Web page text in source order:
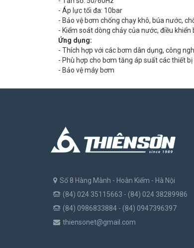
- Áp lực tối đa: 10bar
- Bảo vệ bơm chống chạy khô, búa nước,
- Kiểm soát dòng chảy của nước, điều
Ứng dụng:
- Thích hợp với các bơm dân dụng, công
- Phù hợp cho bơm tăng áp suất các thiết
- Bảo vệ máy bơm
Số 8 Hàng Mành - Hoàn Kiếm - Hà Nội
(84) 024 35115663 - (84) 024 38289986
(84) 0986833884 - (84) 0947396397
thiensonet@gmail.com